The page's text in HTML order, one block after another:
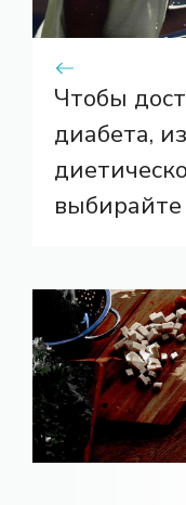
Чтобы
диабета,